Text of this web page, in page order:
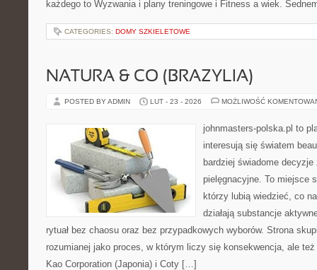
każdego to Wyzwania i plany treningowe i Fitness a wiek.
CATEGORIES: DOMY SZKIELETOWE
NATURA & CO (BRAZYLIA)
POSTED BY ADMIN LUT - 23 - 2026 MOŻLIWOŚĆ
johnmasters-polska.pl to
interesują się światem
bardziej świadome decyzje
pielęgnacyjne. To miejsce
którzy lubią wiedzieć, co
działają substancje
rytuał bez chaosu oraz bez przypadkowych wyborów. Strona
rozumianej jako proces, w którym liczy się konsekwencja, ale
Kao Corporation (Japonia) i Coty […]